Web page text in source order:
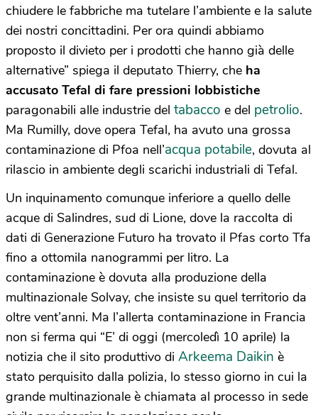
chiudere le fabbriche ma tutelare l’ambiente e la salute
dei nostri concittadini. Per ora quindi abbiamo
proposto il divieto per i prodotti che hanno già delle
alternative” spiega il deputato Thierry, che ha
accusato Tefal di fare pressioni lobbistiche
paragonabili alle industrie del tabacco e del petrolio.
Ma Rumilly, dove opera Tefal, ha avuto una grossa
contaminazione di Pfoa nell’acqua potabile, dovuta al
rilascio in ambiente degli scarichi industriali di Tefal.
Un inquinamento comunque inferiore a quello delle
acque di Salindres, sud di Lione, dove la raccolta di
dati di Generazione Futuro ha trovato il Pfas corto Tfa
fino a ottomila nanogrammi per litro. La
contaminazione è dovuta alla produzione della
multinazionale Solvay, che insiste su quel territorio da
oltre vent’anni. Ma l’allerta contaminazione in Francia
non si ferma qui “E’ di oggi (mercoledì 10 aprile) la
notizia che il sito produttivo di Arkeema Daikin è
stato perquisito dalla polizia, lo stesso giorno in cui la
grande multinazionale è chiamata al processo in sede